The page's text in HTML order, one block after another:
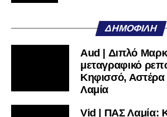
Twitterκαι στο
μαθαίνετε σε χρόνο dt όλα τα νέα.
ΔΗΜΟΦΙΛΉ
Aud | Διπλό
μεταγραφικό
Κηφισσό, Αστέρα
Λαμία
Vid | ΠΑΣ Λαμία: